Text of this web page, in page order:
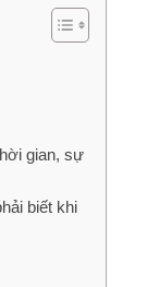
gian, sự
biết khi